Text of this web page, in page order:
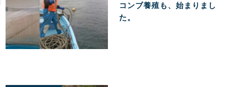
コンブ養殖も、始まりまし
た。